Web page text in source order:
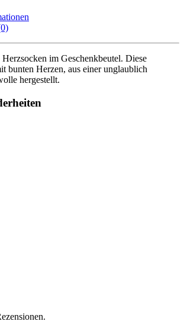
im Geschenkbeutel. Diese
bunten Herzen, aus einer unglaublich
hergestellt.